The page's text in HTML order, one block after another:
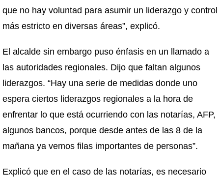
que no hay voluntad para asumir un liderazgo y control
más estricto en diversas áreas”, explicó.
El alcalde sin embargo puso énfasis en un llamado a
las autoridades regionales. Dijo que faltan algunos
liderazgos. “Hay una serie de medidas donde uno
espera ciertos liderazgos regionales a la hora de
enfrentar lo que está ocurriendo con las notarías, AFP,
algunos bancos, porque desde antes de las 8 de la
mañana ya vemos filas importantes de personas”.
Explicó que en el caso de las notarías, es necesario